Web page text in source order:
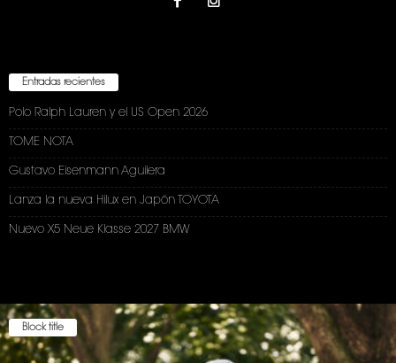
Entradas recientes
Polo Ralph Lauren y el US Open 2026
TOME NOTA
Gustavo Eisenmann Aguilera
Lanza la nueva Hilux en Japón TOYOTA
Nuevo X5 Neue Klasse 2027 BMW
Block title